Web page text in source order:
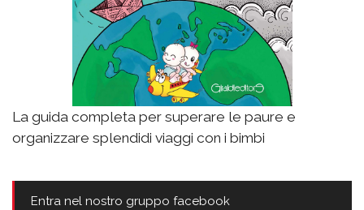
La guida completa per superare le paure e
organizzare splendidi viaggi con i bimbi
Entra nel nostro gruppo facebook